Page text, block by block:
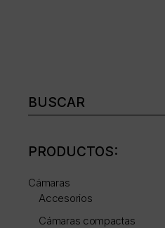
Buscar:
PRODUCTOS:
Cámaras
Accesorios
Cámaras compactas